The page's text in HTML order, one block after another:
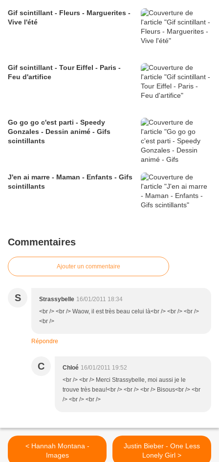
Gif scintillant - Fleurs - Marguerites -
Vive l'été
Gif scintillant - Tour Eiffel - Paris -
Feu d'artifice
Go go go c'est parti - Speedy
Gonzales - Dessin animé - Gifs
scintillants
J'en ai marre - Maman - Enfants - Gifs
scintillants
Commentaires
Ajouter un commentaire
S Strassybelle 16/01/2011 18:34
<br /> <br /> Waow, il est très beau celui là<br /> <br /> <br />
<br />
Répondre
C Chloé 16/01/2011 19:52
<br /> <br /> Merci Strassybelle, moi aussi je le
trouve très beau!<br /> <br /> <br /> Bisous<br /> <br
/> <br /> <br />
< Hannah Montana -
Images
Justin Bieber - One Less
Lonely Girl >